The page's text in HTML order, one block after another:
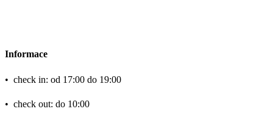
Informace
• check in: od 17:00 do 19:00
• check out: do 10:00